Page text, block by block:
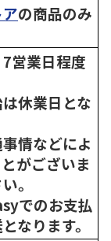
の商品のみ
営業日程度
休業日とな
情などによ
がございま
。
でのお支払
なります。